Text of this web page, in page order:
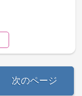
次のページ